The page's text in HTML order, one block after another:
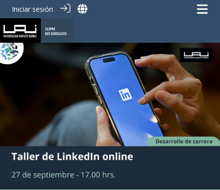
Iniciar sesión